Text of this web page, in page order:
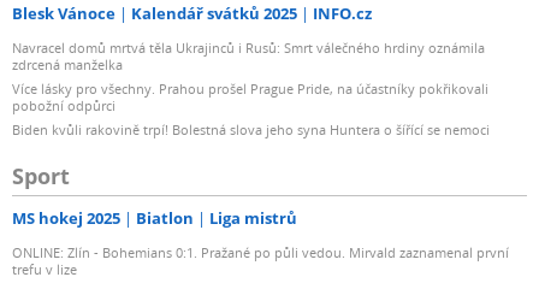
Blesk Vánoce Kalendář svátků 2025 INFO.cz
Navracel domů mrtvá těla Ukrajinců i Rusů: Smrt válečného hrdiny oznámila
zdrcená manželka
Více lásky pro všechny. Prahou prošel Prague Pride, na účastníky pokřikovali
pobožní odpůrci
Biden kvůli rakovině trpí! Bolestná slova jeho syna Huntera o šířící se nemoci
Sport
MS hokej 2025 Biatlon Liga mistrů
ONLINE: Zlín - Bohemians 0:1. Pražané po půli vedou. Mirvald zaznamenal první
trefu v lize